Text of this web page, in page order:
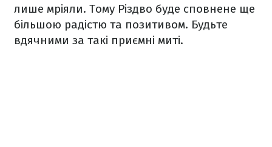
лише мріяли. Тому Різдво буде сповнене ще
більшою радістю та позитивом. Будьте
вдячними за такі приємні миті.